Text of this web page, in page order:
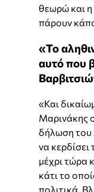
θεωρώ και η
πάρουν
«Το
αυτό που
«Και
Μαρινάκης
δήλωση του
να κερδίσει
μέχρι τώρα
κάτι το
πολιτικά.